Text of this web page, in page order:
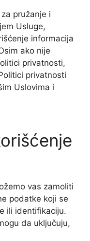
pružanje i
Usluge,
informacija
ako nije
privatnosti,
privatnosti
Uslovima i
vas zamoliti
podatke koji se
ili identifikaciju.
da uključuju,